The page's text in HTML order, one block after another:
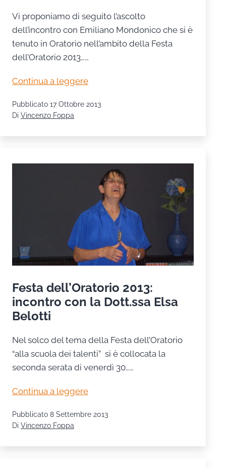
Vi proponiamo di seguito l’ascolto
dell’incontro con Emiliano Mondonico che si è
tenuto in Oratorio nell’ambito della Festa
dell’Oratorio 2013……
Continua a leggereIncontro
Emiliano
ascolta
della
serata
Pubblicato 17 Ottobre 2013
Di Vincenzo Foppa
Festa dell’Oratorio 2013:
incontro con la Dott.ssa Elsa
Belotti
Nel solco del tema della Festa dell’Oratorio
“alla scuola dei talenti” si è collocata la
seconda serata di venerdì 30……
Continua a leggereFesta
2013:
con
Pubblicato 8 Settembre 2013
Di Vincenzo Foppa